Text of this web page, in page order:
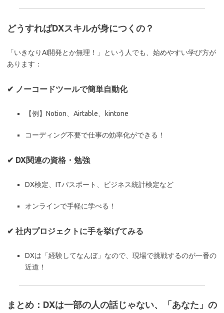
どうすればDXスキルが身につくの？
「いきなりAI開発とか無理！」という人でも、始めやすい学び方が
あります：
✔ ノーコードツールで簡単自動化
【例】Notion、Airtable、kintone
コーディング不要で仕事の効率化ができる！
✔ DX関連の資格・勉強
DX検定、ITパスポート、ビジネス統計検定など
オンラインで手軽に学べる！
✔ 社内プロジェクトに手を挙げてみる
DXは「経験してなんぼ」なので、現場で挑戦するのが一番の
近道！
まとめ：DXは一部の人の話じゃない、「あなた」の